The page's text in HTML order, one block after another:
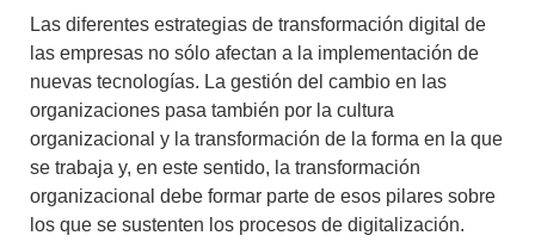
Las diferentes estrategias de transformación digital de
las empresas no sólo afectan a la implementación de
nuevas tecnologías. La gestión del cambio en las
organizaciones pasa también por la cultura
organizacional y la transformación de la forma en la que
se trabaja y, en este sentido, la transformación
organizacional debe formar parte de esos pilares sobre
los que se sustenten los procesos de digitalización.